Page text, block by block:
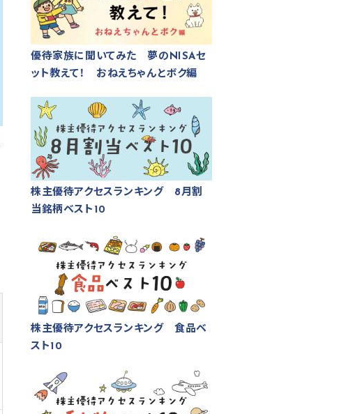
優待家族に聞いてみた 夢のNISAセ
ット教えて！ おねえちゃんとボク編
株主優待アクセスランキング 8月割
当銘柄ベスト10
株主優待アクセスランキング 食品ベ
スト10